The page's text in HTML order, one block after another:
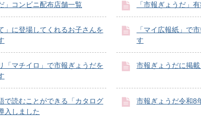
」コンビニ配布店舗一覧 「市報ぎょうだ」
」に登場してくれるお子さんを
「マイ広報紙」で
す
「マチイロ」で市報ぎょうだを
市報ぎょうだに掲
で読むことができる「カタログ
入しました
市報ぎょうだ令和8